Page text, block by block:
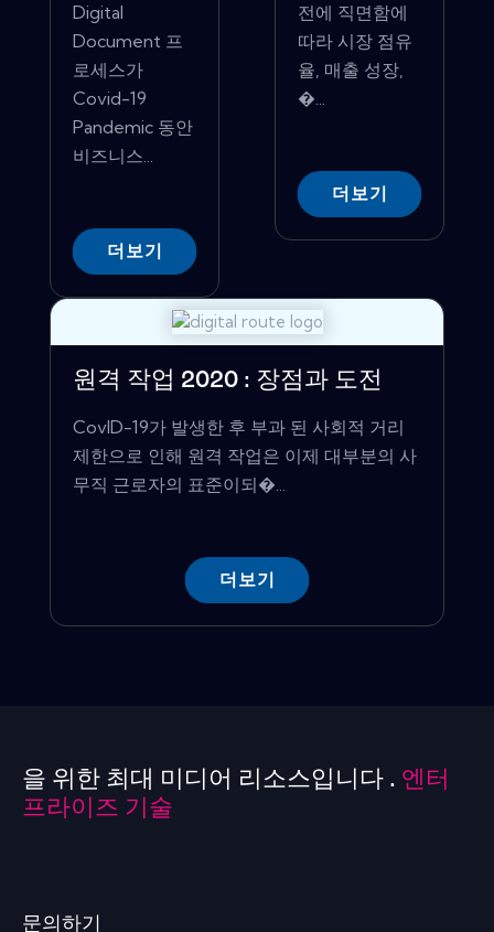
Digital
Document 프
로세스가
Covid-19
Pandemic 동안
비즈니스...
더보기
전에 직면함에
따라 시장 점유
율, 매출 성장,
�...
더보기
원격 작업 2020 : 장점과 도전
CovID-19가 발생한 후 부과 된 사회적 거리
제한으로 인해 원격 작업은 이제 대부분의 사
무직 근로자의 표준이되�...
더보기
을 위한 최대 미디어 리소스입니다 . 엔터
프라이즈 기술
문의하기